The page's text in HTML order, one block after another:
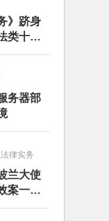
》跻身
类十大
务器部
律实务
兰大使
案一审